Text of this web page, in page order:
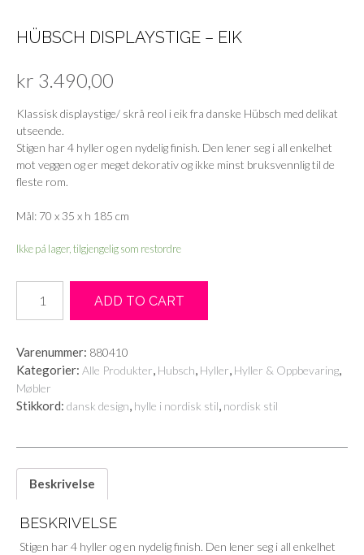
HÜBSCH DISPLAYSTIGE – EIK
kr 3.490,00
Klassisk displaystige/ skrå reol i eik fra danske Hübsch med delikat
utseende.
Stigen har 4 hyller og en nydelig finish. Den lener seg i all enkelhet
mot veggen og er meget dekorativ og ikke minst bruksvennlig til de
fleste rom.
Mål: 70 x 35 x h 185 cm
Ikke på lager, tilgjengelig som restordre
Displaystige
-
antall
ADD TO CART
Varenummer: 880410
Kategorier: Alle Produkter, Hubsch, Hyller, Hyller & Oppbevaring,
Møbler
Stikkord: dansk design, hylle i nordisk stil, nordisk stil
Beskrivelse
BESKRIVELSE
Stigen har 4 hyller og en nydelig finish. Den lener seg i all enkelhet